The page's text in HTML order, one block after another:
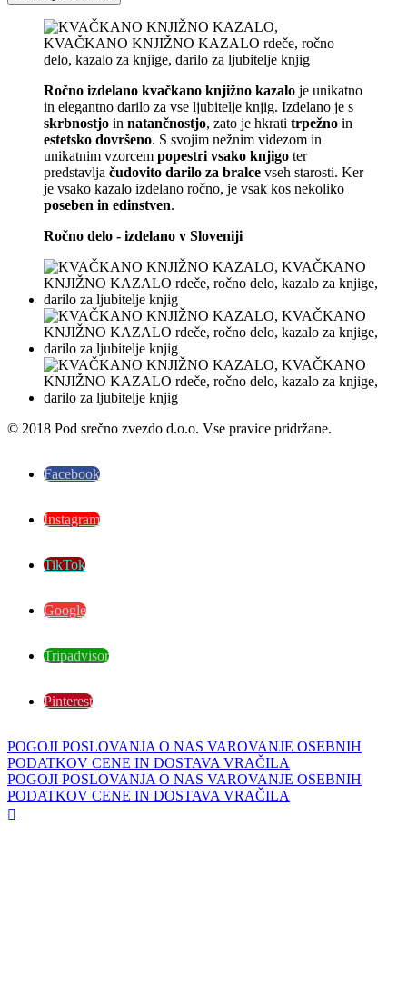
Ročno izdelano kvačkano knjižno kazalo je unikatno
in elegantno darilo za vse ljubitelje knjig. Izdelano je s
skrbnostjo in natančnostjo, zato je hkrati trpežno in
estetsko dovršeno. S svojim nežnim videzom in
unikatnim vzorcem popestri vsako knjigo ter
predstavlja čudovito darilo za bralce vseh starosti. Ker
je vsako kazalo izdelano ročno, je vsak kos nekoliko
poseben in edinstven.
Ročno delo - izdelano v Sloveniji
© 2018 Pod srečno zvezdo d.o.o. Vse pravice pridržane.
Facebook
Instagram
TikTok
Google
Tripadvisor
Pinterest
POGOJI POSLOVANJA O NAS VAROVANJE OSEBNIH
PODATKOV CENE IN DOSTAVA VRAČILA
POGOJI POSLOVANJA O NAS VAROVANJE OSEBNIH
PODATKOV CENE IN DOSTAVA VRAČILA
